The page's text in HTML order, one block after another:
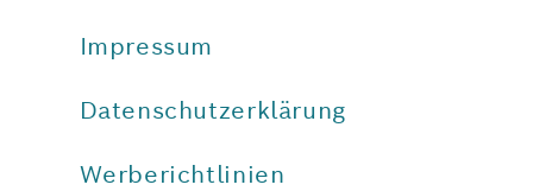
Impressum
Datenschutzerklärung
Werberichtlinien